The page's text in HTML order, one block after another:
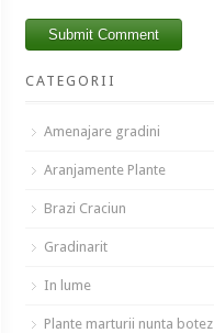
CATEGORII
Amenajare gradini
Aranjamente Plante
Brazi Craciun
Gradinarit
In lume
Plante marturii nunta botez